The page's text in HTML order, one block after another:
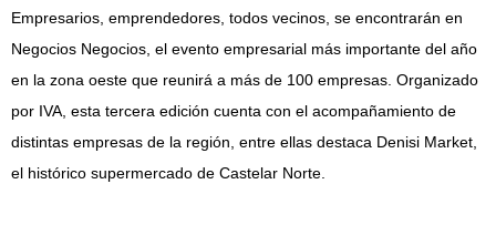
Empresarios, emprendedores, todos vecinos, se encontrarán en
Negocios Negocios, el evento empresarial más importante del año
en la zona oeste que reunirá a más de 100 empresas. Organizado
por IVA, esta tercera edición cuenta con el acompañamiento de
distintas empresas de la región, entre ellas destaca Denisi Market,
el histórico supermercado de Castelar Norte.